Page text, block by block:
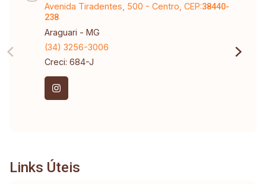
Avenida Tiradentes, 500 - Centro, CEP:38440-
238
Araguari - MG
(34) 3256-3006
Creci: 684-J
Links Úteis